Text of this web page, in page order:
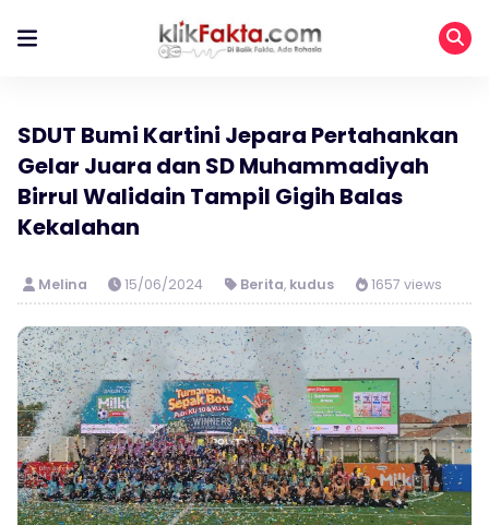
SDUT Bumi Kartini Jepara Pertahankan
Gelar Juara dan SD Muhammadiyah
Birrul Walidain Tampil Gigih Balas
Kekalahan
Melina 15/06/2024 Berita, kudus 1657 views